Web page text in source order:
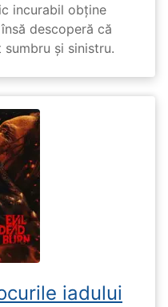
incurabil obține
descoperă că
și sinistru.
iadului